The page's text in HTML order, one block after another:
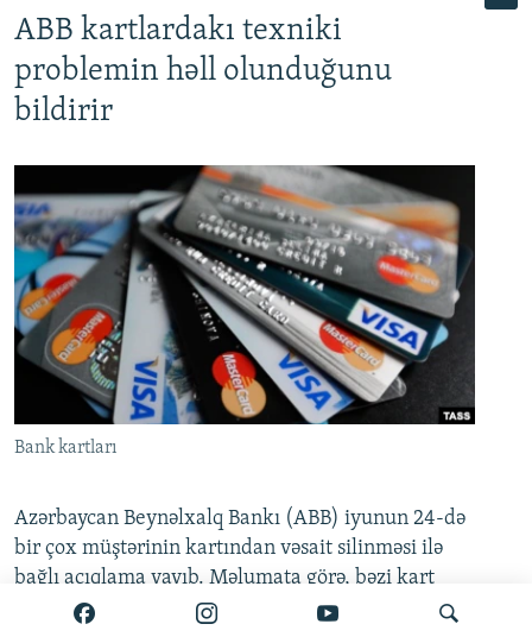
ABB kartlardakı texniki
problemin həll olunduğunu
bildirir
Bank kartları
Azərbaycan Beynəlxalq Bankı (ABB) iyunun 24-də
bir çox müştərinin kartından vəsait silinməsi ilə
bağlı açıqlama yayıb. Məlumata görə, bəzi kart
hesablarında yaranmış müvəqqəti texniki problem